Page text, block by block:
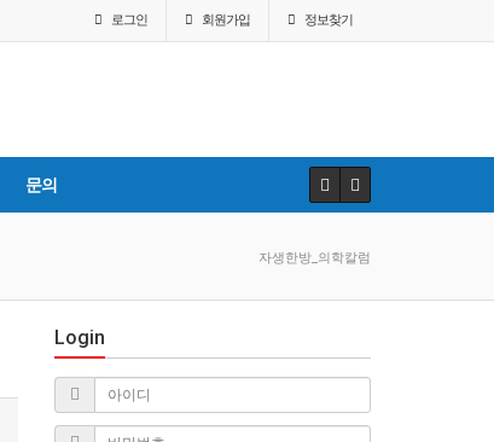
로그인 회원가입 정보찾기
문의
자생한방_의학칼럼
Login